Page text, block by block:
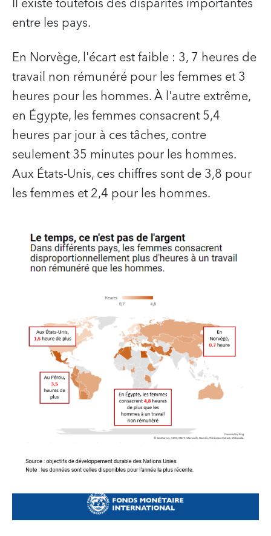
entre les pays.
En Norvège, l'écart est faible : 3, 7 heures de
travail non rémunéré pour les femmes et 3
heures pour les hommes. À l'autre extrême,
en Égypte, les femmes consacrent 5,4
heures par jour à ces tâches, contre
seulement 35 minutes pour les hommes.
Aux États-Unis, ces chiffres sont de 3,8 pour
les femmes et 2,4 pour les hommes.